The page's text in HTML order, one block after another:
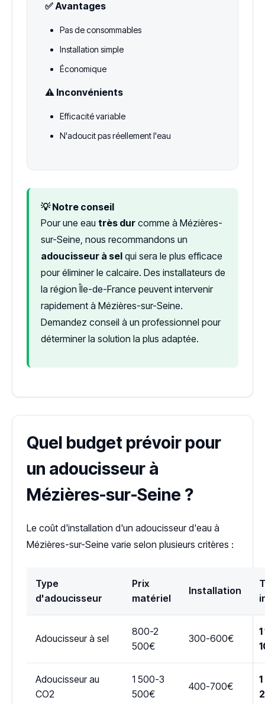
✅ Avantages
Pas de consommables
Installation simple
Économique
⚠️ Inconvénients
Efficacité variable
N'adoucit pas réellement l'eau
💡 Notre conseil
Pour une eau très dur comme à Mézières-
sur-Seine, nous recommandons un
adoucisseur à sel qui sera le plus efficace
pour éliminer le calcaire. Des installateurs de
la région Île-de-France peuvent intervenir
rapidement à Mézières-sur-Seine.
Demandez conseil à un professionnel pour
déterminer la solution la plus adaptée.
Quel budget prévoir pour
un adoucisseur à
Mézières-sur-Seine ?
Le coût d'installation d'un adoucisseur d'eau à
Mézières-sur-Seine varie selon plusieurs critères :
Type
d'adoucisseur
Prix
matériel
Installation
Adoucisseur à sel
800-2
500€
300-600€
Adoucisseur au
CO2
1 500-3
500€
400-700€